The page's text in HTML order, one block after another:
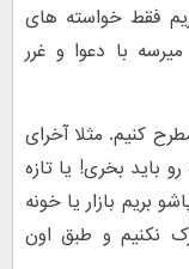
فقط خواسته های
با دعوا و غرر
کنیم. مثلا آخرای
باید بخری! یا تازه
بریم بازار یا خونه
نکنیم و طبق اون